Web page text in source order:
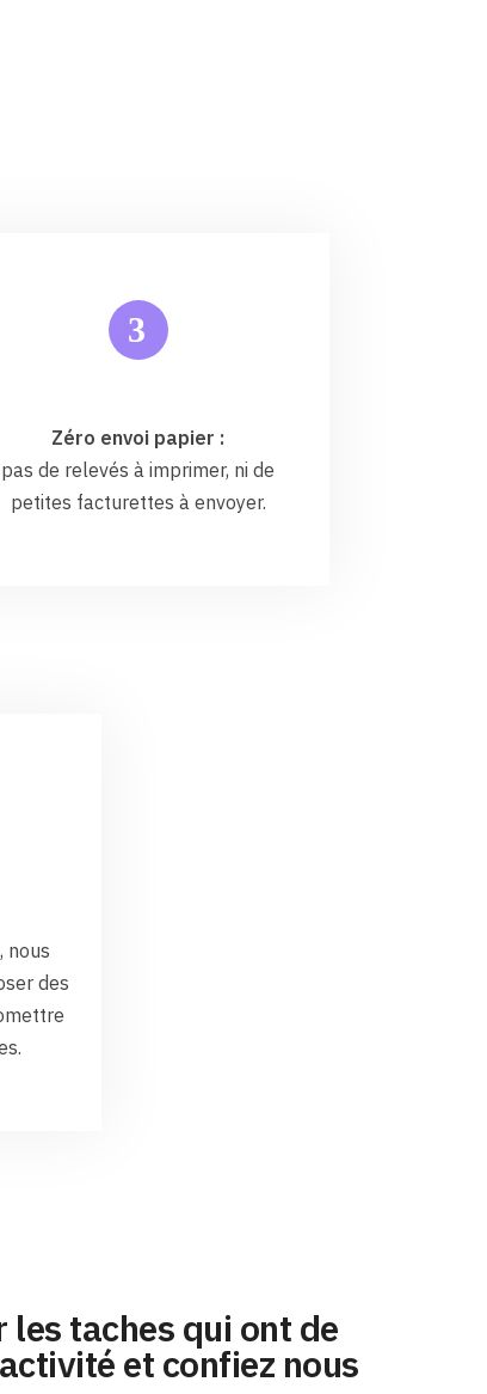
3
Zéro envoi papier :
pas de relevés à imprimer, ni de
petites facturettes à envoyer.
nous
des
les taches qui ont de
et confiez nous